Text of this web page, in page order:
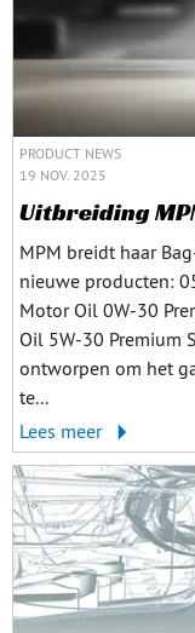
PRODUCT NEWS
19 NOV. 2025
Uitbreiding
MPM breidt haar
nieuwe producten:
Motor Oil 0W-30
Oil 5W-30 Premium
ontworpen om het
te...
Lees meer